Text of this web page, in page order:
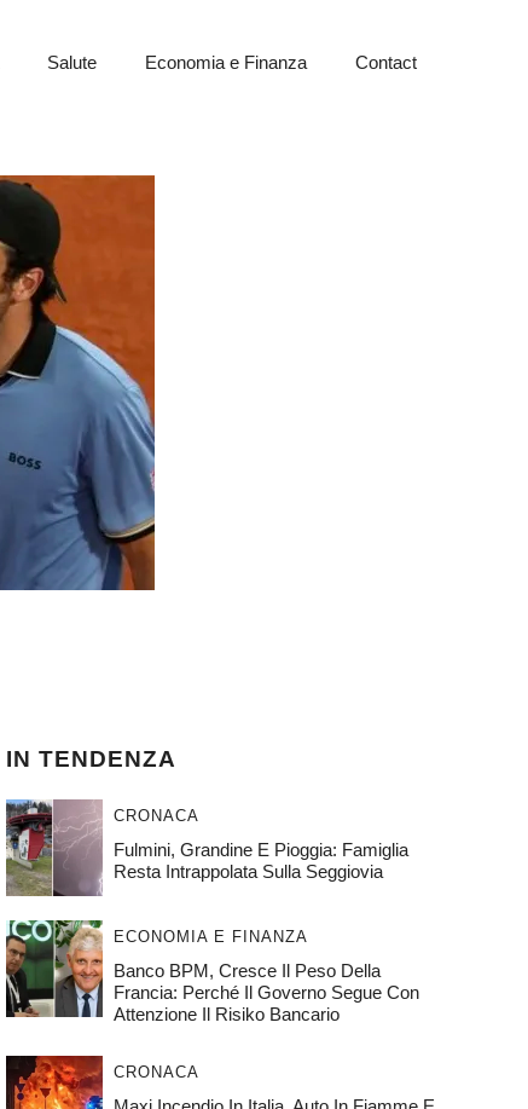
Salute Economia e Finanza Contact
IN TENDENZA
CRONACA
Fulmini, Grandine E Pioggia: Famiglia
Resta Intrappolata Sulla Seggiovia
ECONOMIA E FINANZA
Banco BPM, Cresce Il Peso Della
Francia: Perché Il Governo Segue Con
Attenzione Il Risiko Bancario
CRONACA